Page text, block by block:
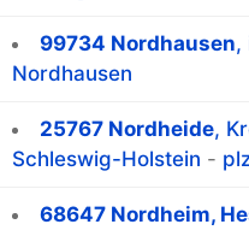
99734 Nordhausen,
Nordhausen
25767 Nordheide,
Schleswig-Holstein -
68647 Nordheim,